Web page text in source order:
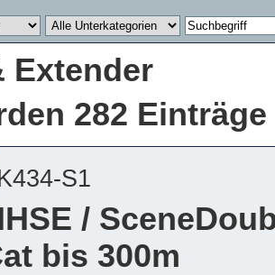
Extender
282
S1
/
bis 300m